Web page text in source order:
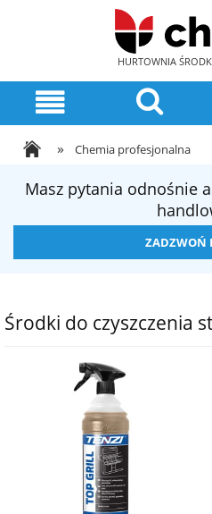
HURTOWNIA
» Chemia profesjonalna
Masz pytania odnośnie
ZADZWOŃ
Środki do czyszczenia